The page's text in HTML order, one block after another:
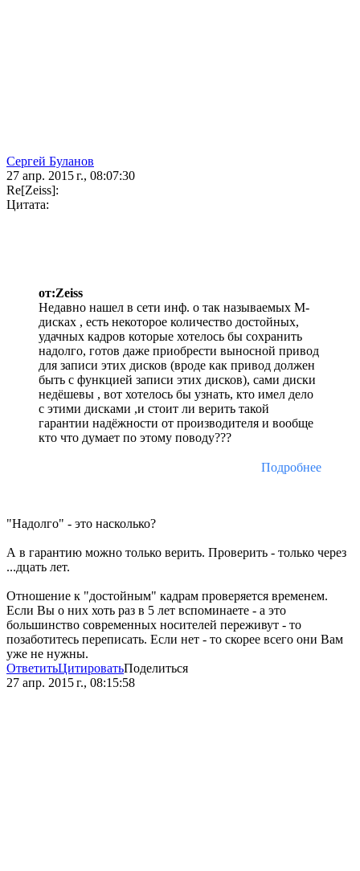
Сергей Буланов
27 апр. 2015 г., 08:07:30
Re[Zeiss]:
Цитата:
от:Zeiss
Недавно нашел в сети инф. о так называемых М-
дисках , есть некоторое количество достойных,
удачных кадров которые хотелось бы сохранить
надолго, готов даже приобрести выносной привод
для записи этих дисков (вроде как привод должен
быть с функцией записи этих дисков), сами диски
недёшевы , вот хотелось бы узнать, кто имел дело
с этими дисками ,и стоит ли верить такой
гарантии надёжности от производителя и вообще
кто что думает по этому поводу???
Подробнее
"Надолго" - это насколько?
А в гарантию можно только верить. Проверить - только через
...дцать лет.
Отношение к "достойным" кадрам проверяется временем.
Если Вы о них хоть раз в 5 лет вспоминаете - а это
большинство современных носителей переживут - то
позаботитесь переписать. Если нет - то скорее всего они Вам
уже не нужны.
ОтветитьЦитироватьПоделиться
27 апр. 2015 г., 08:15:58